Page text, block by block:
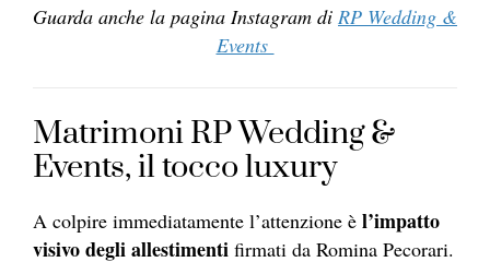
Guarda anche la pagina Instagram di RP Wedding &
Events
Matrimoni RP Wedding &
Events, il tocco luxury
A colpire immediatamente l’attenzione è l’impatto
visivo degli allestimenti firmati da Romina Pecorari.